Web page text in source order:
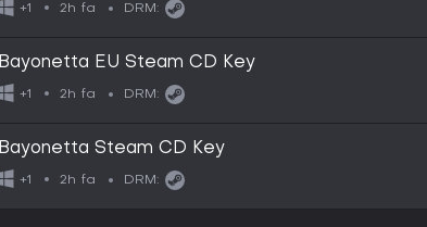
+1 2h fa DRM:
Bayonetta EU Steam CD Key
+1 2h fa DRM:
Bayonetta Steam CD Key
+1 2h fa DRM: